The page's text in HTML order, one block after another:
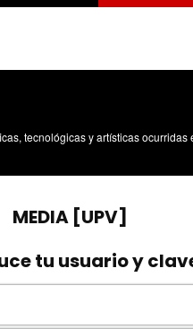
artísticas ocurridas en los tres